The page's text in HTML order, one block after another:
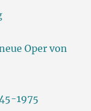
Oper von
1975